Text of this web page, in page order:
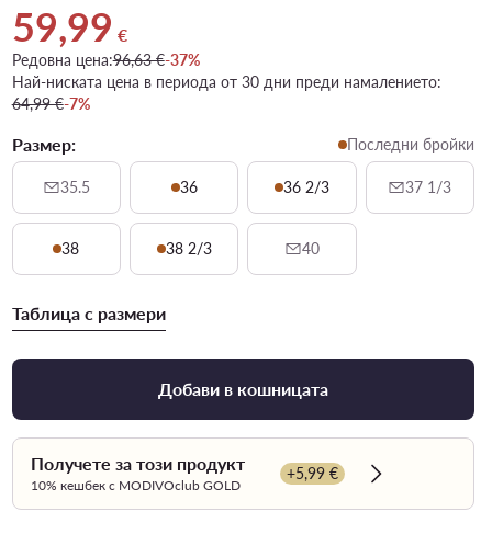
Актуална цена 59,99 €
59,99 €
Редовна цена:96,63 €-37%
Най-ниската цена в периода от 30 дни преди намалението:
64,99 €-7%
Размер: Последни бройки
35.5 36 36 2/3 37 1/3
38 38 2/3 40
Таблица с размери
Добави в кошницата
Получете за този продукт
10% кешбек с MODIVOclub GOLD
+5,99 €
Dowiedz się